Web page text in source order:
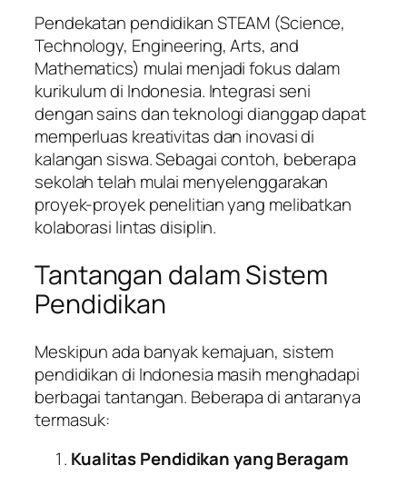
Pendekatan pendidikan STEAM (Science,
Technology, Engineering, Arts, and
Mathematics) mulai menjadi fokus dalam
kurikulum di Indonesia. Integrasi seni
dengan sains dan teknologi dianggap dapat
memperluas kreativitas dan inovasi di
kalangan siswa. Sebagai contoh, beberapa
sekolah telah mulai menyelenggarakan
proyek-proyek penelitian yang melibatkan
kolaborasi lintas disiplin.
Tantangan dalam Sistem
Pendidikan
Meskipun ada banyak kemajuan, sistem
pendidikan di Indonesia masih menghadapi
berbagai tantangan. Beberapa di antaranya
termasuk:
Kualitas Pendidikan yang Beragam